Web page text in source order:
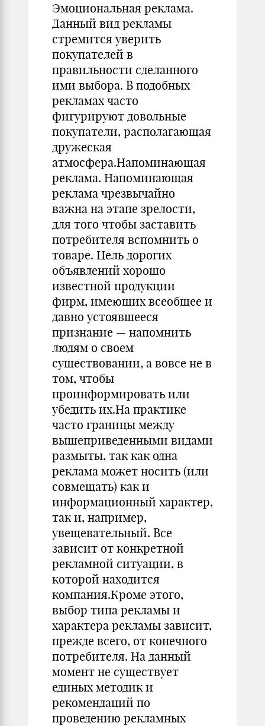
Эмоциональная реклама.
Данный вид рекламы
стремится уверить
покупателей в
правильности сделанного
ими выбора. В подобных
рекламах часто
фигурируют довольные
покупатели, располагающая
дружеская
атмосфера.Напоминающая
реклама. Напоминающая
реклама чрезвычайно
важна на этапе зрелости,
для того чтобы заставить
потребителя вспомнить о
товаре. Цель дорогих
объявлений хорошо
известной продукции
фирм, имеющих всеобщее и
давно устоявшееся
признание — напомнить
людям о своем
существовании, а вовсе не в
том, чтобы
проинформировать или
убедить их.На практике
часто границы между
вышеприведенными видами
размыты, так как одна
реклама может носить (или
совмещать) как и
информационный характер,
так и, например,
увещевательный. Все
зависит от конкретной
рекламной ситуации, в
которой находится
компания.Кроме этого,
выбор типа рекламы и
характера рекламы зависит,
прежде всего, от конечного
потребителя. На данный
момент не существует
единых методик и
рекомендаций по
проведению рекламных